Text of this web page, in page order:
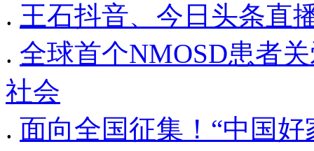
. 王石抖音、今日头条直
. 全球首个NMOSD患者
社会
. 面向全国征集！“中国